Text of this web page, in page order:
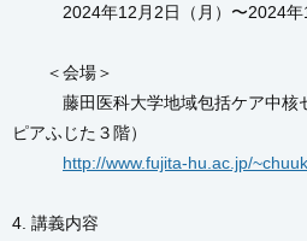
2024年12月2日（月）〜2024年1
＜会場＞
藤田医科大学地域包括ケア中核
ピアふじた３階）
http://www.fujita-hu.ac.jp/
4. 講義内容